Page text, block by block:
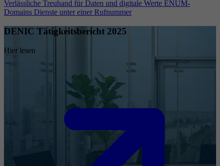
Verlässliche Treuhand für Daten und digitale Werte ENUM-
Domains Dienste unter einer Rufnummer
DENIC Tätigkeitsbericht 2025
Hier lesen